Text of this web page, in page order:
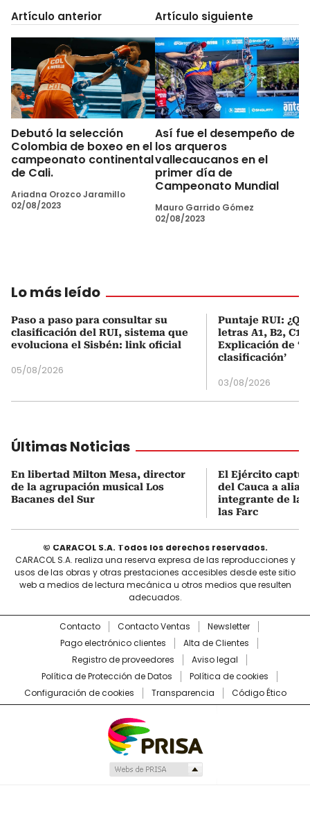
Artículo anterior
Debutó la selección
Colombia de boxeo en el
campeonato continental
de Cali.
Ariadna Orozco Jaramillo
02/08/2023
Artículo siguiente
Así fue el desempeño de
los arqueros
vallecaucanos en el
primer día de
Campeonato Mundial
Mauro Garrido Gómez
02/08/2023
Lo más leído
Paso a paso para consultar su
clasificación del RUI, sistema que
evoluciona el Sisbén: link oficial
05/08/2026
Puntaje RUI:
letras A1, B2, C1
Explicación de
clasificación’
03/08/2026
Últimas Noticias
En libertad Milton Mesa, director
de la agrupación musical Los
Bacanes del Sur
El Ejército
del Cauca a alias
integrante de
las Farc
© CARACOL S.A. Todos los derechos reservados.
CARACOL S.A. realiza una reserva expresa de las reproducciones y
usos de las obras y otras prestaciones accesibles desde este sitio
web a medios de lectura mecánica u otros medios que resulten
adecuados.
Contacto Contacto Ventas
Newsletter
Pago electrónico clientes
Alta de Clientes
Registro de proveedores
Aviso legal
Política de Protección de Datos
Política de cookies
Configuración de cookies
Transparencia Código Ético